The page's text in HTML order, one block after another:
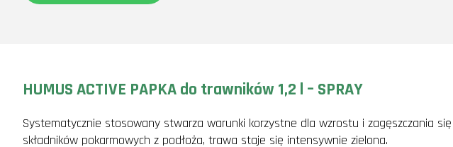
HUMUS ACTIVE PAPKA do trawników 1,2 l – SPRAY
Systematycznie stosowany stwarza warunki korzystne dla wzrostu i zagęszczania
składników pokarmowych z podłoża, trawa staje się intensywnie zielona.